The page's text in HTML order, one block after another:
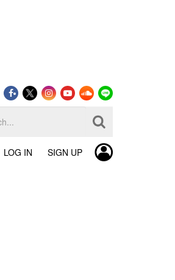
LOG IN SIGN UP